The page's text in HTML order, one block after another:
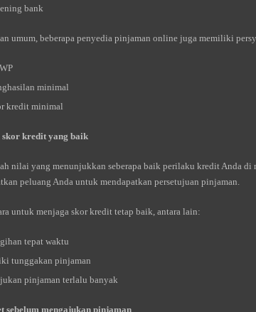
bank
umum, beberapa penyedia pinjaman online juga memiliki
minimal
kredit minimal
skor kredit yang baik
nilai yang menunjukkan seberapa baik perilaku kredit Anda di
peluang Anda untuk mendapatkan persetujuan pinjaman.
untuk menjaga skor kredit tetap baik, antara lain:
tepat waktu
tunggakan pinjaman
pinjaman terlalu banyak
sebelum mengajukan pinjaman